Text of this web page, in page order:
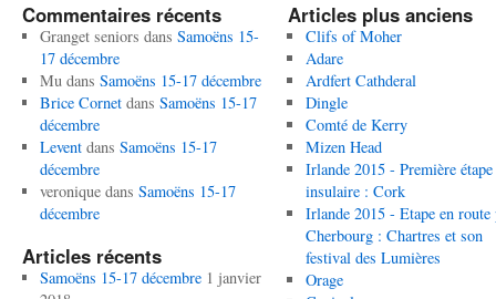
Commentaires récents
Granget seniors dans Samoëns 15-
17 décembre
Mudans Samoëns 15-17 décembre
Brice Cornetdans Samoëns 15-17
décembre
Leventdans Samoëns 15-17
décembre
veroniquedans Samoëns 15-17
décembre
Articles récents
Samoëns 15-17 décembre 1 janvier
Articles plus anciens
Clifs of Moher
Adare
Ardfert Cathderal
Dingle
Comté de Kerry
Mizen Head
Irlande 2015 - Première étape
insulaire : Cork
Irlande 2015 - Etape en route
Cherbourg : Chartres et son
festival des Lumières
Orage